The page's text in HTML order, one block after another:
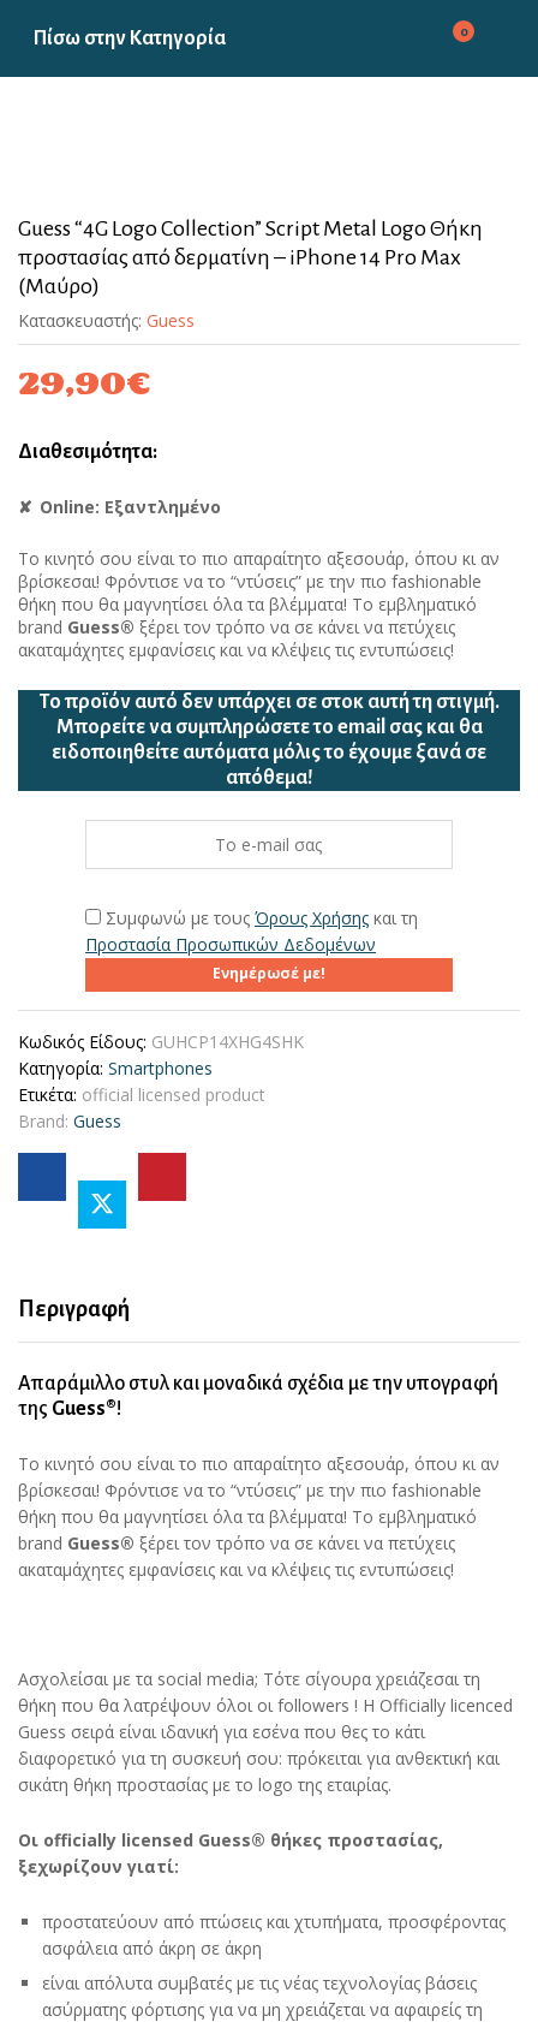
Πίσω στην Κατηγορία 0
Guess “4G Logo Collection” Script Metal Logo Θήκη
προστασίας από δερματίνη – iPhone 14 Pro Max
(Μαύρο)
Κατασκευαστής: Guess
29,90€
Διαθεσιμότητα:
Online: Εξαντλημένο
Το κινητό σου είναι το πιο απαραίτητο αξεσουάρ, όπου κι αν
βρίσκεσαι! Φρόντισε να το “ντύσεις” με την πιο fashionable
θήκη που θα μαγνητίσει όλα τα βλέμματα! Το εμβληματικό
brand Guess® ξέρει τον τρόπο να σε κάνει να πετύχεις
ακαταμάχητες εμφανίσεις και να κλέψεις τις εντυπώσεις!
Το προϊόν αυτό δεν υπάρχει σε στοκ αυτή τη στιγμή.
Mπορείτε να συμπληρώσετε το email σας και θα
ειδοποιηθείτε αυτόματα μόλις το έχουμε ξανά σε
απόθεμα!
Συμφωνώ με τουςΌρους Χρήσης και τη
Προστασία Προσωπικών Δεδομένων
Ενημέρωσέ με!
Κωδικός Είδους: GUHCP14XHG4SHK
Κατηγορία: Smartphones
Ετικέτα: official licensed product
Brand: Guess
Περιγραφή
Απαράμιλλο στυλ και μοναδικά σχέδια με την υπογραφή
της Guess®!
Το κινητό σου είναι το πιο απαραίτητο αξεσουάρ, όπου κι αν
βρίσκεσαι! Φρόντισε να το “ντύσεις” με την πιο fashionable
θήκη που θα μαγνητίσει όλα τα βλέμματα! Το εμβληματικό
brand Guess® ξέρει τον τρόπο να σε κάνει να πετύχεις
ακαταμάχητες εμφανίσεις και να κλέψεις τις εντυπώσεις!
Ασχολείσαι με τα social media; Τότε σίγουρα χρειάζεσαι τη
θήκη που θα λατρέψουν όλοι οι followers ! Η Officially licenced
Guess σειρά είναι ιδανική για εσένα που θες το κάτι
διαφορετικό για τη συσκευή σου: πρόκειται για ανθεκτική και
σικάτη θήκη προστασίας με το logo της εταιρίας.
Οι officially licensed Guess® θήκες προστασίας,
ξεχωρίζουν γιατί:
προστατεύουν από πτώσεις και χτυπήματα, προσφέροντας
ασφάλεια από άκρη σε άκρη
είναι απόλυτα συμβατές με τις νέας τεχνολογίας βάσεις
ασύρματης φόρτισης για να μη χρειάζεται να αφαιρείς τη